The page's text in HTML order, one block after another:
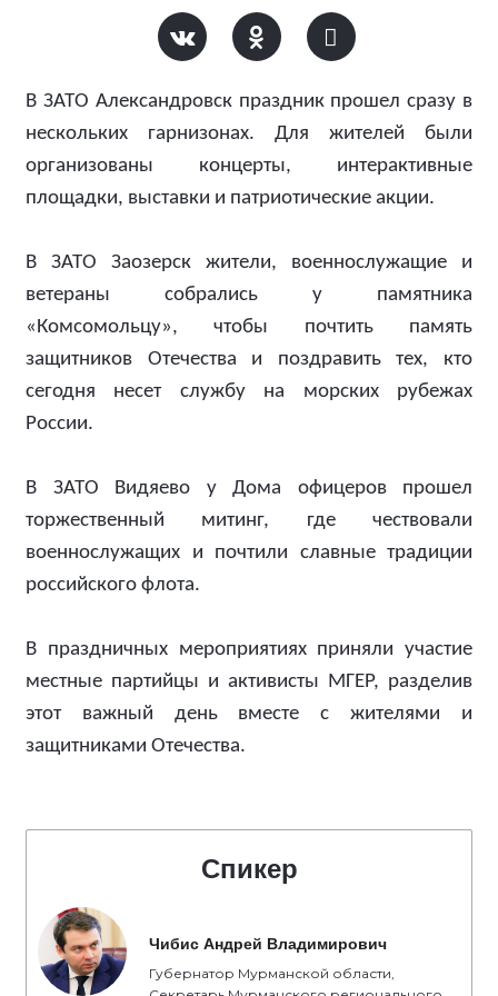
В ЗАТО Александровск праздник прошел сразу в
нескольких гарнизонах. Для жителей были
организованы концерты, интерактивные
площадки, выставки и патриотические акции.
В ЗАТО Заозерск жители, военнослужащие и
ветераны собрались у памятника
«Комсомольцу», чтобы почтить память
защитников Отечества и поздравить тех, кто
сегодня несет службу на морских рубежах
России.
В ЗАТО Видяево у Дома офицеров прошел
торжественный митинг, где чествовали
военнослужащих и почтили славные традиции
российского флота.
В праздничных мероприятиях приняли участие
местные партийцы и активисты МГЕР, разделив
этот важный день вместе с жителями и
защитниками Отечества.
Спикер
Чибис Андрей Владимирович
Губернатор Мурманской области,